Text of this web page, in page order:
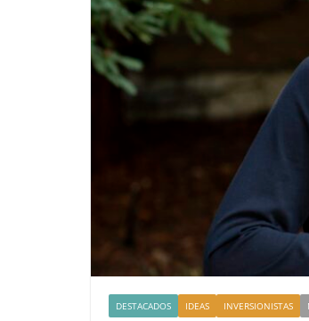
DESTACADOS IDEAS INVERSIONISTAS